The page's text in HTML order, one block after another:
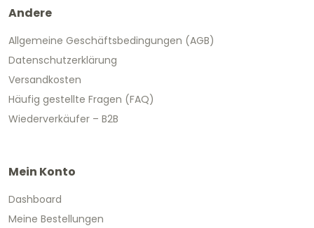
Andere
Allgemeine Geschäftsbedingungen (AGB)
Datenschutzerklärung
Versandkosten
Häufig gestellte Fragen (FAQ)
Wiederverkäufer – B2B
Mein Konto
Dashboard
Meine Bestellungen